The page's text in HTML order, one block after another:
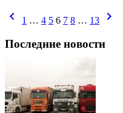
chevron_left 1 … 4 5 6 7 8 … 13 chevron_right
Последние новости